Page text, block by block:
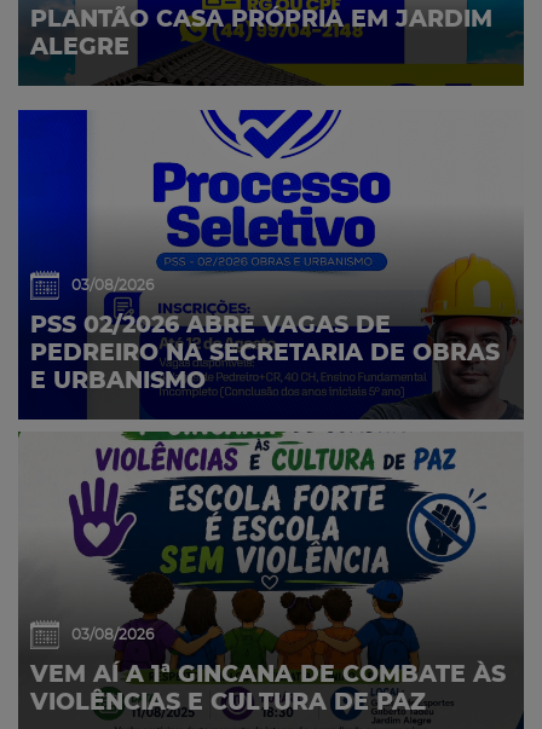
PLANTÃO CASA PRÓPRIA EM JARDIM
ALEGRE
03/08/2026
PSS 02/2026 ABRE VAGAS DE
PEDREIRO NA SECRETARIA DE OBRAS
E URBANISMO
03/08/2026
VEM AÍ A 1ª GINCANA DE COMBATE ÀS
VIOLÊNCIAS E CULTURA DE PAZ